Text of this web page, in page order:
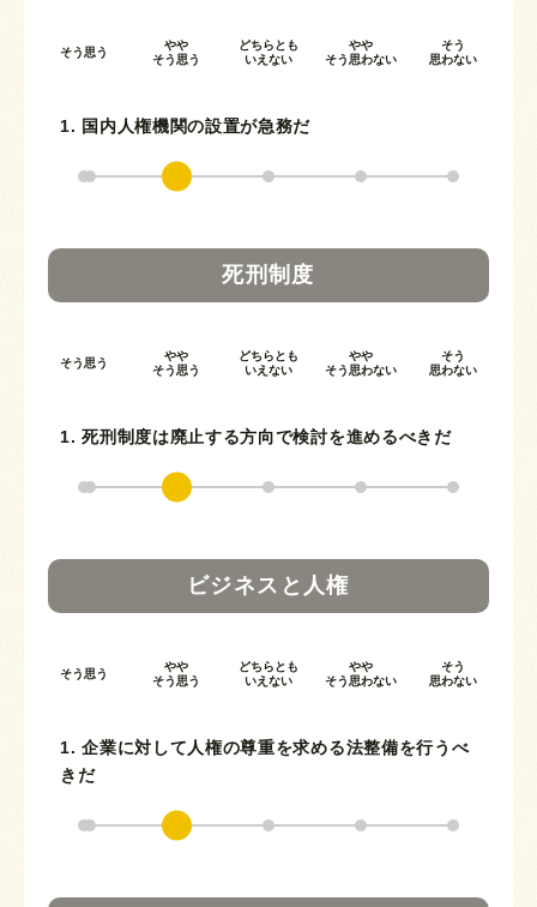
そう思う
やや
そう思う
どちらとも
いえない
やや
そう思わない
そう
思わない
1. 国内人権機関の設置が急務だ
死刑制度
そう思う
やや
そう思う
どちらとも
いえない
やや
そう思わない
そう
思わない
1. 死刑制度は廃止する方向で検討を進めるべきだ
ビジネスと人権
そう思う
やや
そう思う
どちらとも
いえない
やや
そう思わない
そう
思わない
1. 企業に対して人権の尊重を求める法整備を行うべ
きだ